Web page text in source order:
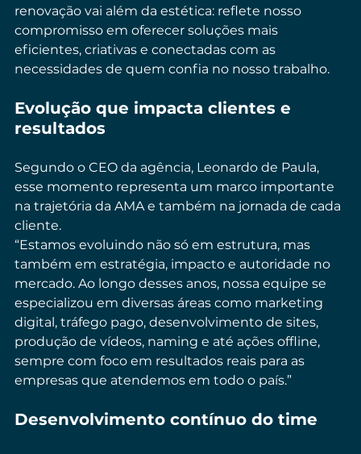
renovação vai além da estética: reflete nosso
compromisso em oferecer soluções mais
eficientes, criativas e conectadas com as
necessidades de quem confia no nosso trabalho.
Evolução que impacta clientes e
resultados
Segundo o CEO da agência, Leonardo de Paula,
esse momento representa um marco importante
na trajetória da AMA e também na jornada de cada
cliente.
“Estamos evoluindo não só em estrutura, mas
também em estratégia, impacto e autoridade no
mercado. Ao longo desses anos, nossa equipe se
especializou em diversas áreas como marketing
digital, tráfego pago, desenvolvimento de sites,
produção de vídeos, naming e até ações offline,
sempre com foco em resultados reais para as
empresas que atendemos em todo o país.”
Desenvolvimento contínuo do time